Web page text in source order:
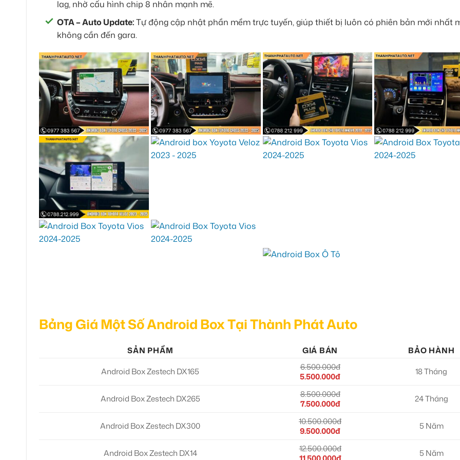
lag, nhờ cấu hình chip 8 nhân mạnh mẽ.
OTA – Auto Update:Tự động cập nhật phần mềm trực tuyến, giúp thiết bị luôn có phiên bản mới nhất
không cần đến gara.
Bảng Giá Một Số Android Box Tại Thành Phát Auto
SẢN PHẨM GIÁ BÁN
BẢO HÀNH
Android Box Zestech DX165
6.500.000đ
5.500.000đ
18 Tháng
Android Box Zestech DX265
8.500.000đ
7.500.000đ
24 Tháng
Android Box Zestech DX300
10.500.000đ
9.500.000đ
5 Năm
Android Box Zestech DX14
12.500.000đ
5 Năm